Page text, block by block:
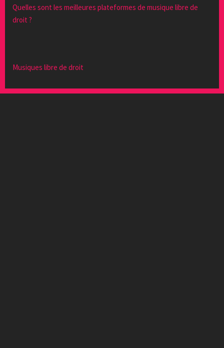
Quelles sont les meilleures plateformes de musique libre de
droit ?
Musiques libre de droit